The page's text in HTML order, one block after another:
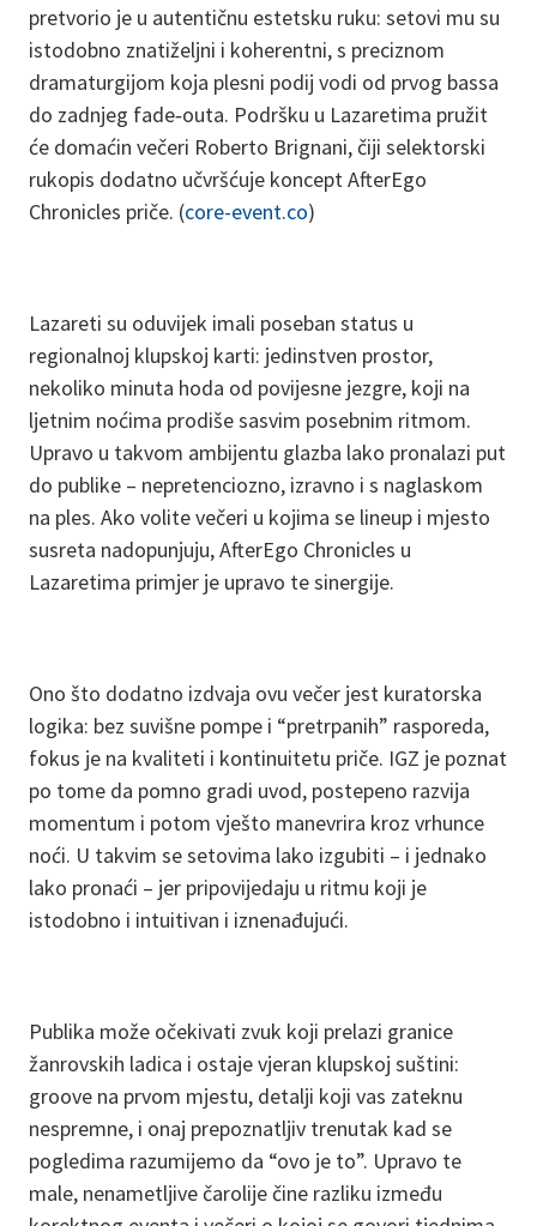
pretvorio je u autentičnu estetsku ruku: setovi mu su
istodobno znatiželjni i koherentni, s preciznom
dramaturgijom koja plesni podij vodi od prvog bassa
do zadnjeg fade‑outa. Podršku u Lazaretima pružit
će domaćin večeri Roberto Brignani, čiji selektorski
rukopis dodatno učvršćuje koncept AfterEgo
Chronicles priče. (core-event.co)
Lazareti su oduvijek imali poseban status u
regionalnoj klupskoj karti: jedinstven prostor,
nekoliko minuta hoda od povijesne jezgre, koji na
ljetnim noćima prodiše sasvim posebnim ritmom.
Upravo u takvom ambijentu glazba lako pronalazi put
do publike – nepretenciozno, izravno i s naglaskom
na ples. Ako volite večeri u kojima se lineup i mjesto
susreta nadopunjuju, AfterEgo Chronicles u
Lazaretima primjer je upravo te sinergije.
Ono što dodatno izdvaja ovu večer jest kuratorska
logika: bez suvišne pompe i “pretrpanih” rasporeda,
fokus je na kvaliteti i kontinuitetu priče. IGZ je poznat
po tome da pomno gradi uvod, postepeno razvija
momentum i potom vješto manevrira kroz vrhunce
noći. U takvim se setovima lako izgubiti – i jednako
lako pronaći – jer pripovijedaju u ritmu koji je
istodobno i intuitivan i iznenađujući.
Publika može očekivati zvuk koji prelazi granice
žanrovskih ladica i ostaje vjeran klupskoj suštini:
groove na prvom mjestu, detalji koji vas zateknu
nespremne, i onaj prepoznatljiv trenutak kad se
pogledima razumijemo da “ovo je to”. Upravo te
male, nenametljive čarolije čine razliku između